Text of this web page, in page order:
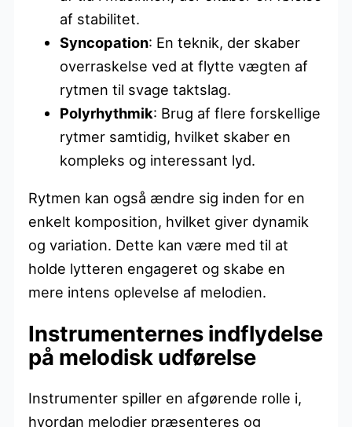
af stabilitet.
Syncopation: En teknik, der skaber
overraskelse ved at flytte vægten af
rytmen til svage taktslag.
Polyrhythmik: Brug af flere forskellige
rytmer samtidig, hvilket skaber en
kompleks og interessant lyd.
Rytmen kan også ændre sig inden for en
enkelt komposition, hvilket giver dynamik
og variation. Dette kan være med til at
holde lytteren engageret og skabe en
mere intens oplevelse af melodien.
Instrumenternes indflydelse
på melodisk udførelse
Instrumenter spiller en afgørende rolle i,
hvordan melodier præsenteres og